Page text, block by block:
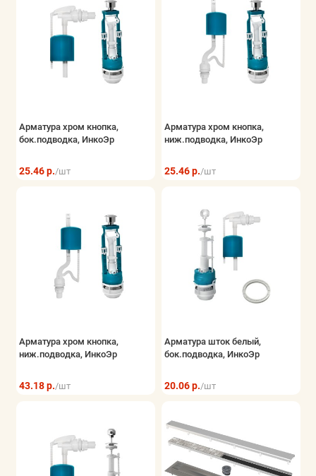
Арматура хром кнопка,
бок.подводка, ИнкоЭр
25.46 р./шт
Арматура хром кнопка,
ниж.подводка, ИнкоЭр
25.46 р./шт
Арматура хром кнопка,
ниж.подводка, ИнкоЭр
43.18 р./шт
Арматура шток белый,
бок.подводка, ИнкоЭр
20.06 р./шт